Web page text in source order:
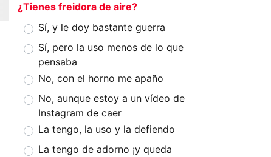
¿Tienes freidora de aire?
Sí, y le doy bastante guerra
Sí, pero la uso menos de lo que
pensaba
No, con el horno me apaño
No, aunque estoy a un vídeo de
Instagram de caer
La tengo, la uso y la defiendo
La tengo de adorno ¡y queda